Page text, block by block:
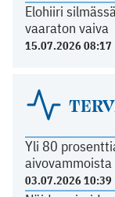
Elohiiri
vaaraton vaiva
15.07.2026 08:17
Yli 80
03.07.2026 10:39